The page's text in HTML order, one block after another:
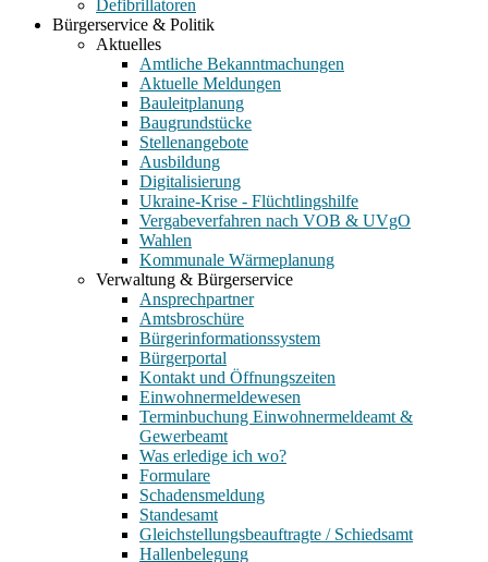
Defibrillatoren
Bürgerservice & Politik
Aktuelles
Amtliche Bekanntmachungen
Aktuelle Meldungen
Bauleitplanung
Baugrundstücke
Stellenangebote
Ausbildung
Digitalisierung
Ukraine-Krise - Flüchtlingshilfe
Vergabeverfahren nach VOB & UVgO
Wahlen
Kommunale Wärmeplanung
Verwaltung & Bürgerservice
Ansprechpartner
Amtsbroschüre
Bürgerinformationssystem
Bürgerportal
Kontakt und Öffnungszeiten
Einwohnermeldewesen
Terminbuchung Einwohnermeldeamt &
Gewerbeamt
Was erledige ich wo?
Formulare
Schadensmeldung
Standesamt
Gleichstellungsbeauftragte / Schiedsamt
Hallenbelegung